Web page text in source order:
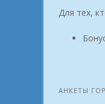
Для тех,
АНКЕТЫ